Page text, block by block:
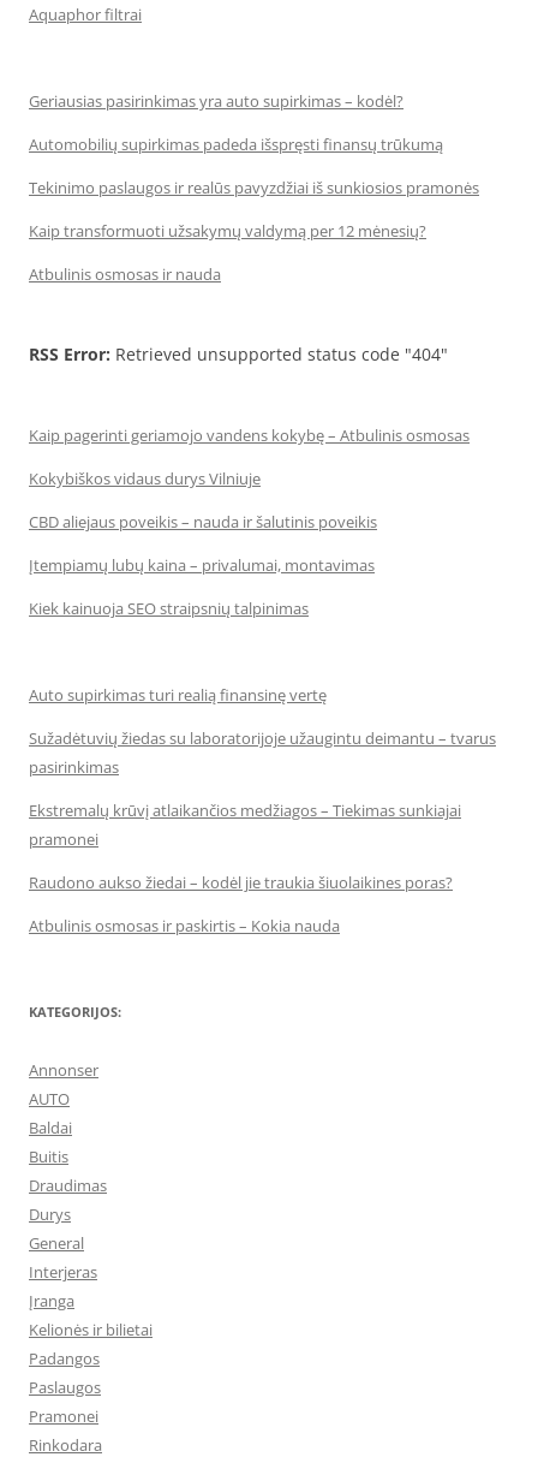
Aquaphor filtrai
Geriausias pasirinkimas yra auto supirkimas – kodėl?
Automobilių supirkimas padeda išspręsti finansų trūkumą
Tekinimo paslaugos ir realūs pavyzdžiai iš sunkiosios pramonės
Kaip transformuoti užsakymų valdymą per 12 mėnesių?
Atbulinis osmosas ir nauda
RSS Error: Retrieved unsupported status code "404"
Kaip pagerinti geriamojo vandens kokybę – Atbulinis osmosas
Kokybiškos vidaus durys Vilniuje
CBD aliejaus poveikis – nauda ir šalutinis poveikis
Įtempiamų lubų kaina – privalumai, montavimas
Kiek kainuoja SEO straipsnių talpinimas
Auto supirkimas turi realią finansinę vertę
Sužadėtuvių žiedas su laboratorijoje užaugintu deimantu – tvarus
pasirinkimas
Ekstremalų krūvį atlaikančios medžiagos – Tiekimas sunkiajai
pramonei
Raudono aukso žiedai – kodėl jie traukia šiuolaikines poras?
Atbulinis osmosas ir paskirtis – Kokia nauda
KATEGORIJOS:
Annonser
AUTO
Baldai
Buitis
Draudimas
Durys
General
Interjeras
Įranga
Kelionės ir bilietai
Padangos
Paslaugos
Pramonei
Rinkodara